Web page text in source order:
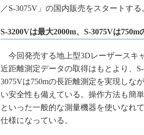
／S-3075V」の国内販売をスタートする
S-3200Vは最大2000m、S-3075Vは
今回発売する地上型3Dレーザースキ
近距離測定データの取得はもとより、
3075Vは750mの長距離測定を実現しな
い安全性も備えている。操作方法も簡
といった一般的な測量機器を使いなれ
仕様になっている。